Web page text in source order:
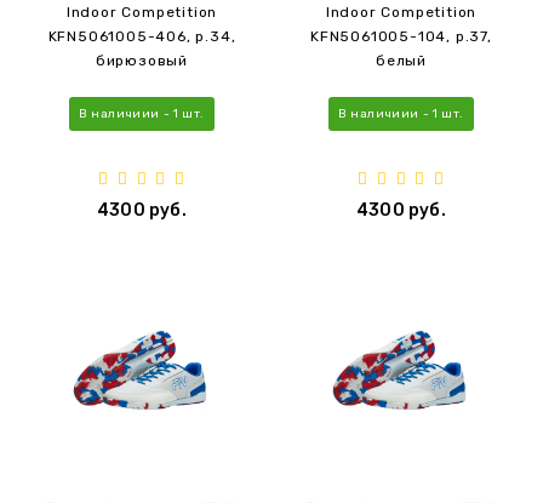
Indoor Competition
KFN5061005-406, р.34,
бирюзовый
В наличиии - 1 шт.
4300 руб.
Indoor Competition
KFN5061005-104, р.37,
белый
В наличиии - 1 шт.
4300 руб.